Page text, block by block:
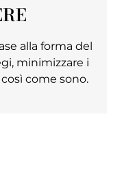
alla forma del
minimizzare i
come sono.